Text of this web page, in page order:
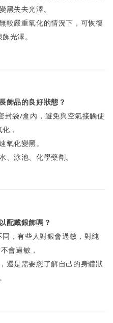
黑失去光澤。
較嚴重氧化的情況下，可恢復
光澤。
飾品的良好狀態？
袋/盒內，避免與空氣接觸使
，
氧化變黑。
、泳池、化學藥劑。
配戴銀飾嗎？
，有些人對銀會過敏，對純
會過敏，
還是需要您了解自己的身體狀